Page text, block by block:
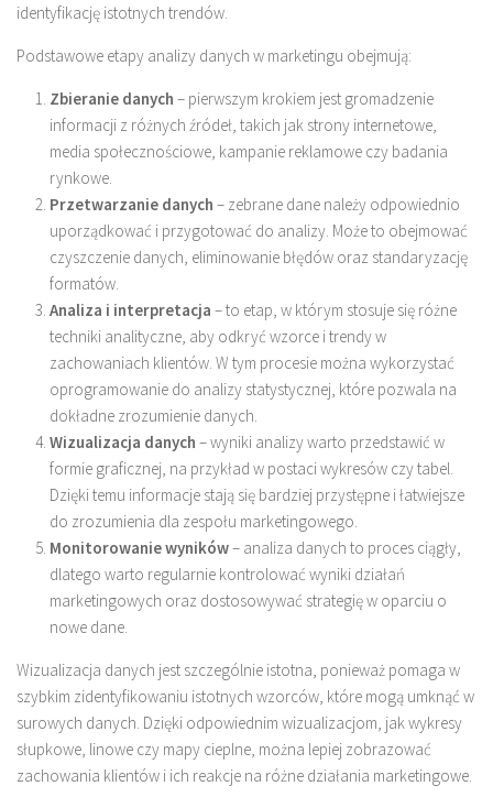
identyfikację istotnych trendów.
Podstawowe etapy analizy danych w marketingu obejmują:
Zbieranie danych – pierwszym krokiem jest gromadzenie
informacji z różnych źródeł, takich jak strony internetowe,
media społecznościowe, kampanie reklamowe czy badania
rynkowe.
Przetwarzanie danych – zebrane dane należy odpowiednio
uporządkować i przygotować do analizy. Może to obejmować
czyszczenie danych, eliminowanie błędów oraz standaryzację
formatów.
Analiza i interpretacja – to etap, w którym stosuje się różne
techniki analityczne, aby odkryć wzorce i trendy w
zachowaniach klientów. W tym procesie można wykorzystać
oprogramowanie do analizy statystycznej, które pozwala na
dokładne zrozumienie danych.
Wizualizacja danych – wyniki analizy warto przedstawić w
formie graficznej, na przykład w postaci wykresów czy tabel.
Dzięki temu informacje stają się bardziej przystępne i łatwiejsze
do zrozumienia dla zespołu marketingowego.
Monitorowanie wyników– analiza danych to proces ciągły,
dlatego warto regularnie kontrolować wyniki działań
marketingowych oraz dostosowywać strategię w oparciu o
nowe dane.
Wizualizacja danych jest szczególnie istotna, ponieważ pomaga w
szybkim zidentyfikowaniu istotnych wzorców, które mogą umknąć w
surowych danych. Dzięki odpowiednim wizualizacjom, jak wykresy
słupkowe, linowe czy mapy cieplne, można lepiej zobrazować
zachowania klientów i ich reakcje na różne działania marketingowe.